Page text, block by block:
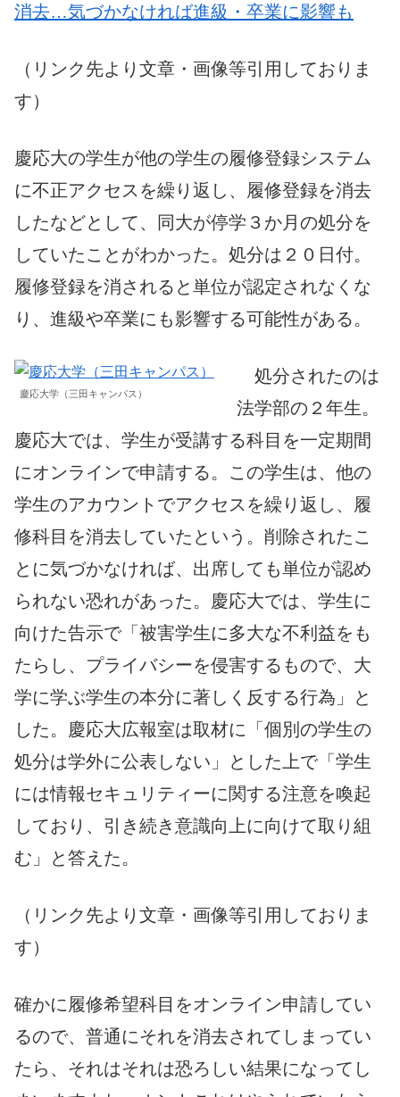
消去…気づかなければ進級・卒業に影響も
（リンク先より文章・画像等引用しておりま
す）
慶応大の学生が他の学生の履修登録システム
に不正アクセスを繰り返し、履修登録を消去
したなどとして、同大が停学３か月の処分を
していたことがわかった。処分は２０日付。
履修登録を消されると単位が認定されなくな
り、進級や卒業にも影響する可能性がある。
慶応大学（三田キャンパス）
処分されたのは
法学部の２年生。
慶応大では、学生が受講する科目を一定期間
にオンラインで申請する。この学生は、他の
学生のアカウントでアクセスを繰り返し、履
修科目を消去していたという。削除されたこ
とに気づかなければ、出席しても単位が認め
られない恐れがあった。慶応大では、学生に
向けた告示で「被害学生に多大な不利益をも
たらし、プライバシーを侵害するもので、大
学に学ぶ学生の本分に著しく反する行為」と
した。慶応大広報室は取材に「個別の学生の
処分は学外に公表しない」とした上で「学生
には情報セキュリティーに関する注意を喚起
しており、引き続き意識向上に向けて取り組
む」と答えた。
（リンク先より文章・画像等引用しておりま
す）
確かに履修希望科目をオンライン申請してい
るので、普通にそれを消去されてしまってい
たら、それはそれは恐ろしい結果になってし